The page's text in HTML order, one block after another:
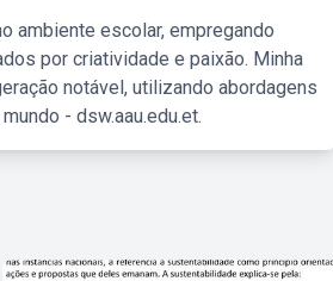
ambiente escolar, empregando
por criatividade e paixão. Minha
notável, utilizando abordagens
- dsw.aau.edu.et.